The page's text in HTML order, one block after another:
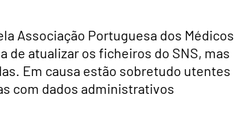
Associação Portuguesa dos Médicos
de atualizar os ficheiros do SNS, mas
Em causa estão sobretudo utentes
com dados administrativos